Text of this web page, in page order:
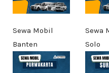
Sewa Mobil
Banten
Sewa
Solo